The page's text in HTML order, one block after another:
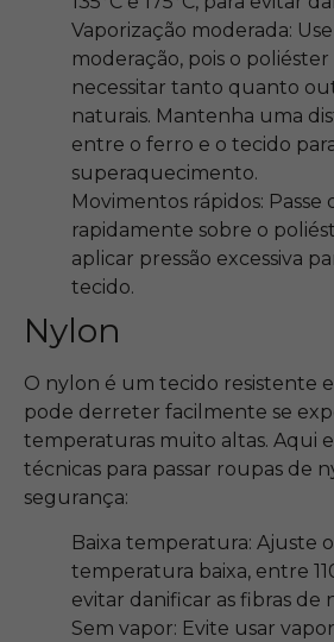
Vaporização moderada:
moderação, pois o
necessitar tanto quanto
naturais. Mantenha uma
entre o ferro e o tecido
superaquecimento.
Movimentos rápidos: Passe
rapidamente sobre o
aplicar pressão excessiva
tecido.
Nylon
O nylon é um tecido resistente
pode derreter facilmente se
temperaturas muito altas. Aqui
técnicas para passar roupas de
segurança:
Baixa temperatura: Ajuste
temperatura baixa, entre
evitar danificar as fibras de
Sem vapor: Evite usar